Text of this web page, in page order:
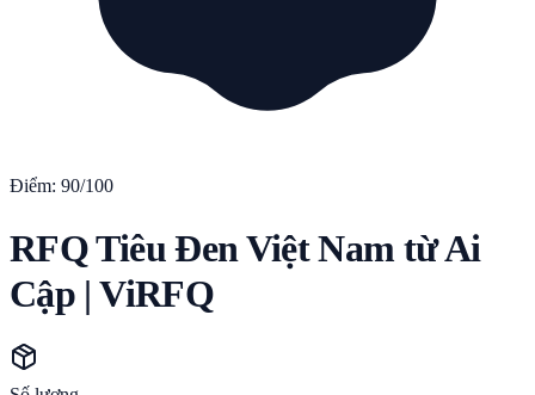
Điểm: 90/100
RFQ Tiêu Đen Việt Nam từ Ai
Cập | ViRFQ